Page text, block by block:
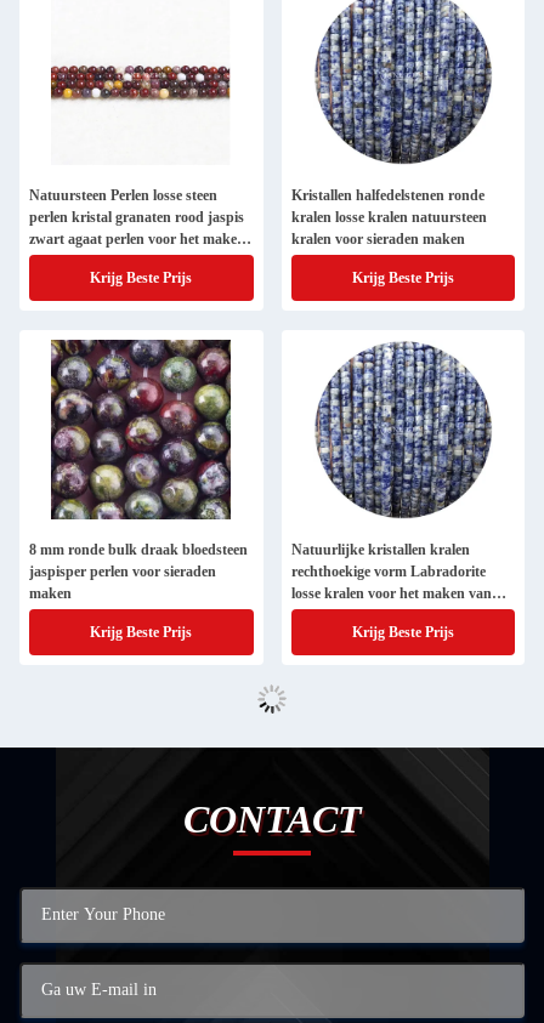
Natuursteen Perlen losse steen
perlen kristal granaten rood jaspis
zwart agaat perlen voor het maken
van sieraden
Krijg Beste Prijs
Kristallen halfedelstenen ronde
kralen losse kralen natuursteen
kralen voor sieraden maken
Krijg Beste Prijs
8 mm ronde bulk draak bloedsteen
jaspisper perlen voor sieraden
maken
Krijg Beste Prijs
Natuurlijke kristallen kralen
rechthoekige vorm Labradorite
losse kralen voor het maken van
sieraden ontwerp
Krijg Beste Prijs
CONTACT